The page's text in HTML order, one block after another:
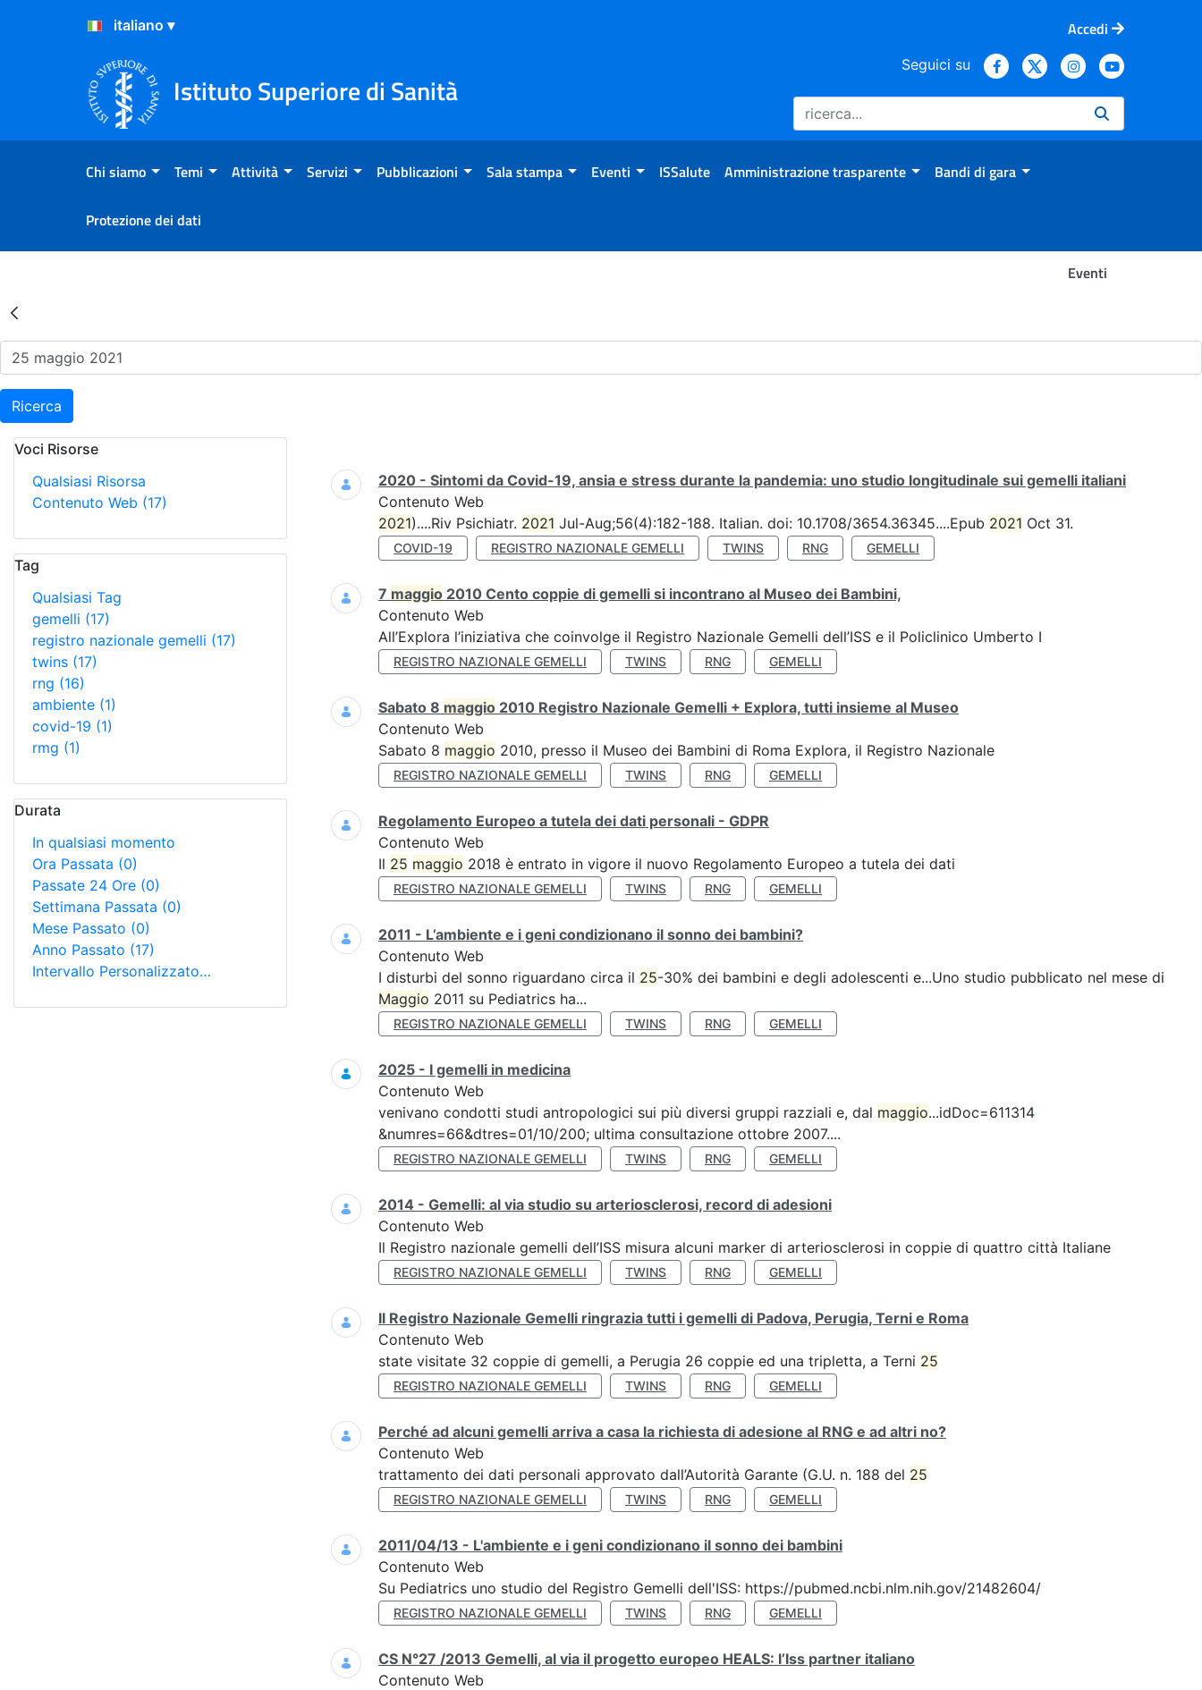
Salta al Contenuto
Salta al Footer
Accedi
Istituto Superiore di Sanità
Seguici su
Chi siamo Temi Attività Servizi Pubblicazioni Sala stampa Eventi ISSalute Amministrazione trasparente Bandi di gara
Protezione dei dati
Eventi
Risultati della Ricerca - Eventi
Ricerca
Voci Risorse
Qualsiasi Risorsa
Contenuto Web (17)
Tag
Qualsiasi Tag
gemelli (17)
registro nazionale gemelli (17)
twins (17)
rng (16)
ambiente (1)
covid-19 (1)
rmg (1)
Durata
In qualsiasi momento
Ora Passata (0)
Passate 24 Ore (0)
Settimana Passata (0)
Mese Passato (0)
Anno Passato (17)
Intervallo Personalizzato…
Ricerca
2020 - Sintomi da Covid-19, ansia e stress durante la pandemia: uno studio longitudinale sui gemelli italiani
Contenuto Web
2021)....Riv Psichiatr. 2021 Jul-Aug;56(4):182-188. Italian. doi: 10.1708/3654.36345....Epub 2021 Oct 31.
COVID-19 REGISTRO NAZIONALE GEMELLI TWINS RNG GEMELLI
7 maggio 2010 Cento coppie di gemelli si incontrano al Museo dei Bambini,
Contenuto Web
All’Explora l’iniziativa che coinvolge il Registro Nazionale Gemelli dell’ISS e il Policlinico Umberto I
REGISTRO NAZIONALE GEMELLI TWINS RNG GEMELLI
Sabato 8 maggio 2010 Registro Nazionale Gemelli + Explora, tutti insieme al Museo
Contenuto Web
Sabato 8 maggio 2010, presso il Museo dei Bambini di Roma Explora, il Registro Nazionale
REGISTRO NAZIONALE GEMELLI TWINS RNG GEMELLI
Regolamento Europeo a tutela dei dati personali - GDPR
Contenuto Web
Il 25 maggio 2018 è entrato in vigore il nuovo Regolamento Europeo a tutela dei dati
REGISTRO NAZIONALE GEMELLI TWINS RNG GEMELLI
2011 - L’ambiente e i geni condizionano il sonno dei bambini?
Contenuto Web
I disturbi del sonno riguardano circa il 25-30% dei bambini e degli adolescenti e...Uno studio pubblicato nel mese di
Maggio 2011 su Pediatrics ha...
REGISTRO NAZIONALE GEMELLI TWINS RNG GEMELLI
2025 - I gemelli in medicina
Contenuto Web
venivano condotti studi antropologici sui più diversi gruppi razziali e, dal maggio...idDoc=611314
&numres=66&dtres=01/10/200; ultima consultazione ottobre 2007....
REGISTRO NAZIONALE GEMELLI TWINS RNG GEMELLI
2014 - Gemelli: al via studio su arteriosclerosi, record di adesioni
Contenuto Web
Il Registro nazionale gemelli dell’ISS misura alcuni marker di arteriosclerosi in coppie di quattro città Italiane
REGISTRO NAZIONALE GEMELLI TWINS RNG GEMELLI
Il Registro Nazionale Gemelli ringrazia tutti i gemelli di Padova, Perugia, Terni e Roma
Contenuto Web
state visitate 32 coppie di gemelli, a Perugia 26 coppie ed una tripletta, a Terni 25
REGISTRO NAZIONALE GEMELLI TWINS RNG GEMELLI
Perché ad alcuni gemelli arriva a casa la richiesta di adesione al RNG e ad altri no?
Contenuto Web
trattamento dei dati personali approvato dall’Autorità Garante (G.U. n. 188 del 25
REGISTRO NAZIONALE GEMELLI TWINS RNG GEMELLI
2011/04/13 - L'ambiente e i geni condizionano il sonno dei bambini
Contenuto Web
Su Pediatrics uno studio del Registro Gemelli dell'ISS: https://pubmed.ncbi.nlm.nih.gov/21482604/
REGISTRO NAZIONALE GEMELLI TWINS RNG GEMELLI
CS N°27 /2013 Gemelli, al via il progetto europeo HEALS: l’Iss partner italiano
Contenuto Web